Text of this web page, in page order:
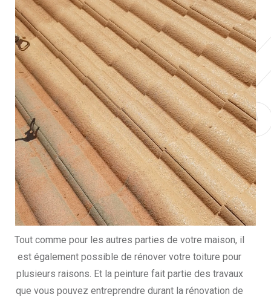
Tout comme pour les autres parties de votre maison, il
est également possible de rénover votre toiture pour
plusieurs raisons. Et la peinture fait partie des travaux
que vous pouvez entreprendre durant la rénovation de